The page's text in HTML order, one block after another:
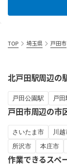
TOP 埼玉県 戸田市
北戸田駅周辺の
戸田公園駅 戸田
戸田市周辺の市
さいたま市 川
所沢市
本庄市
作業できるスペ